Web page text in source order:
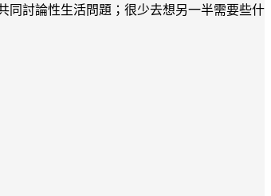
同討論性生活問題；很少去想另一半需要些什